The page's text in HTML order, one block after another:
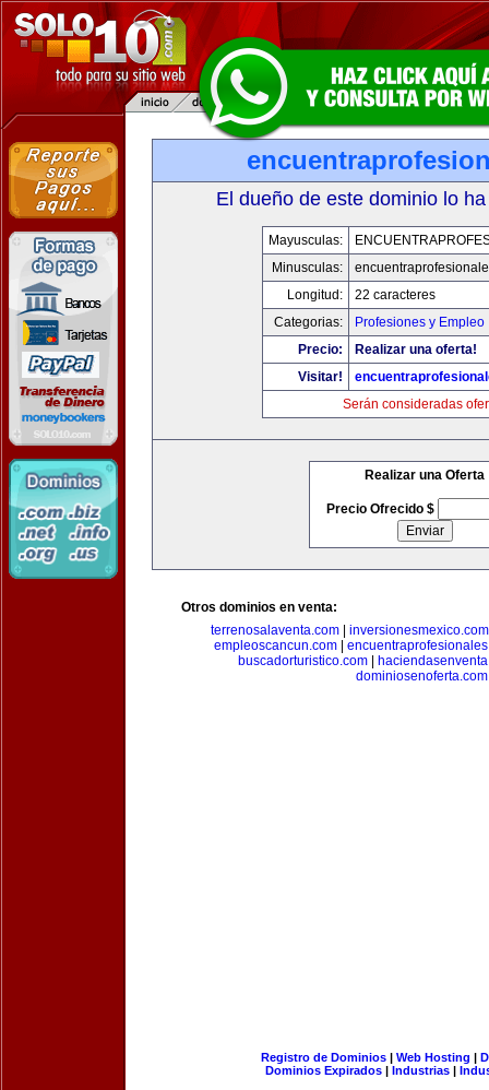
El dueño de este dominio lo
Mayusculas:
Minusculas:
Longitud:
22 caracteres
Categorias:
Profesiones y Empleo
Precio:
Realizar una oferta!
Visitar!
Serán consideradas
Realizar una Oferta
Precio Ofrecido $
Otros dominios en venta:
terrenosalaventa.com| inversionesmexico.com
empleoscancun.com
buscadorturistico.com|
dominiosenoferta.com
Registro de Dominios| Web Hosting |
Dominios Expirados | Industrias |